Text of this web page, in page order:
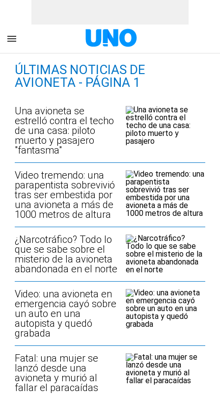
ÚLTIMAS NOTICIAS DE
AVIONETA - PÁGINA 1
Una avioneta se
estrelló contra el techo
de una casa: piloto
muerto y pasajero
"fantasma"
Video tremendo: una
parapentista sobrevivió
tras ser embestida por
una avioneta a más de
1000 metros de altura
¿Narcotráfico? Todo lo
que se sabe sobre el
misterio de la avioneta
abandonada en el norte
Video: una avioneta en
emergencia cayó sobre
un auto en una
autopista y quedó
grabada
Fatal: una mujer se
lanzó desde una
avioneta y murió al
fallar el paracaídas